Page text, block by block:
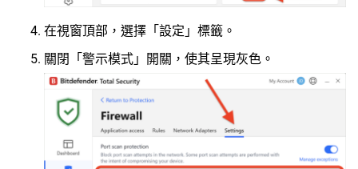
在視窗頂部，選擇「設定」標籤。
關閉「警示模式」開關，使其呈現灰色。